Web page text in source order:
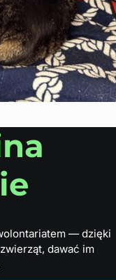
— dzięki
dawać im